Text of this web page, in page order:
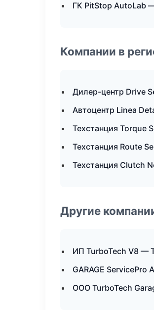
ГК PitStop AutoLab
Компании в
Дилер-центр Drive
Автоцентр Linea
Техстанция Torque
Техстанция Route
Техстанция Clutch
Другие
ИП TurboTech V8 —
GARAGE
ООО TurboTech